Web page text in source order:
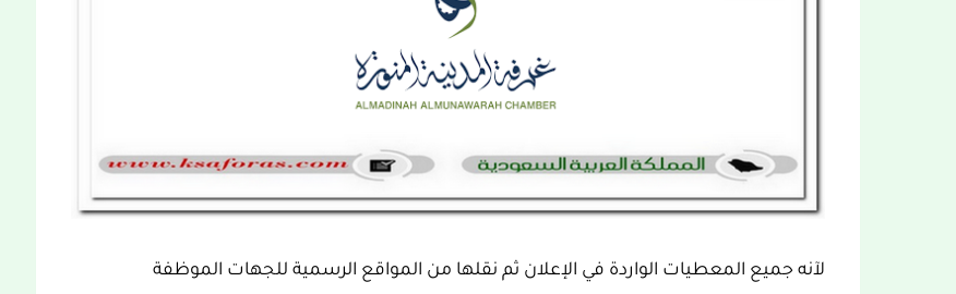
لآنه جميع المعطيات الواردة في الإعلان ثم نقلها من المواقع الرسمية للجهات الموظفة